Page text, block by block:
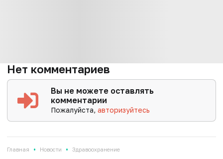
Нет комментариев
Вы не можете оставлять
комментарии
Пожалуйста,авторизуйтесь
Главная • Новости • Здравоохранение